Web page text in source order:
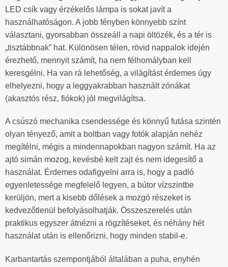
LED csík vagy érzékelős lámpa is sokat javít a
használhatóságon. A jobb fényben könnyebb színt
választani, gyorsabban összeáll a napi öltözék, és a tér is
„tisztábbnak” hat. Különösen télen, rövid nappalok idején
érezhető, mennyit számít, ha nem félhomályban kell
keresgélni. Ha van rá lehetőség, a világítást érdemes úgy
elhelyezni, hogy a leggyakrabban használt zónákat
(akasztós rész, fiókok) jól megvilágítsa.
A csúszó mechanika csendessége és könnyű futása szintén
olyan tényező, amit a boltban vagy fotók alapján nehéz
megítélni, mégis a mindennapokban nagyon számít. Ha az
ajtó simán mozog, kevésbé kelt zajt és nem idegesítő a
használat. Érdemes odafigyelni arra is, hogy a padló
egyenletessége megfelelő legyen, a bútor vízszintbe
kerüljön, mert a kisebb dőlések a mozgó részeket is
kedvezőtlenül befolyásolhatják. Összeszerelés után
praktikus egyszer átnézni a rögzítéseket, és néhány hét
használat után is ellenőrizni, hogy minden stabil-e.
Karbantartás szempontjából általában a puha, enyhén